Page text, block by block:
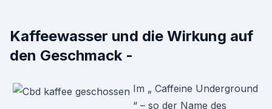
Kaffeewasser und die Wirkung auf
den Geschmack -
Im „ Caffeine Underground
“ – so der Name des